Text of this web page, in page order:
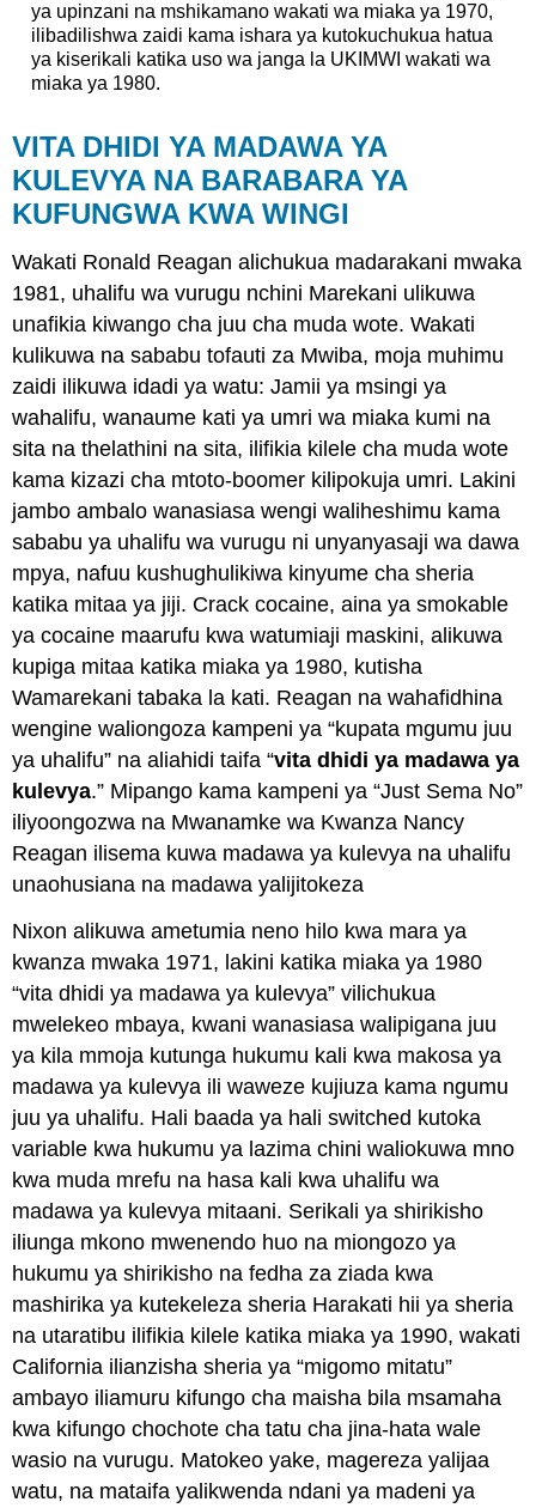
ya upinzani na mshikamano wakati wa miaka ya 1970,
ilibadilishwa zaidi kama ishara ya kutokuchukua hatua
ya kiserikali katika uso wa janga la UKIMWI wakati wa
miaka ya 1980.
VITA DHIDI YA MADAWA YA
KULEVYA NA BARABARA YA
KUFUNGWA KWA WINGI
Wakati Ronald Reagan alichukua madarakani mwaka
1981, uhalifu wa vurugu nchini Marekani ulikuwa
unafikia kiwango cha juu cha muda wote. Wakati
kulikuwa na sababu tofauti za Mwiba, moja muhimu
zaidi ilikuwa idadi ya watu: Jamii ya msingi ya
wahalifu, wanaume kati ya umri wa miaka kumi na
sita na thelathini na sita, ilifikia kilele cha muda wote
kama kizazi cha mtoto-boomer kilipokuja umri. Lakini
jambo ambalo wanasiasa wengi waliheshimu kama
sababu ya uhalifu wa vurugu ni unyanyasaji wa dawa
mpya, nafuu kushughulikiwa kinyume cha sheria
katika mitaa ya jiji. Crack cocaine, aina ya smokable
ya cocaine maarufu kwa watumiaji maskini, alikuwa
kupiga mitaa katika miaka ya 1980, kutisha
Wamarekani tabaka la kati. Reagan na wahafidhina
wengine waliongoza kampeni ya “kupata mgumu juu
ya uhalifu” na aliahidi taifa “vita dhidi ya madawa ya
kulevya.” Mipango kama kampeni ya “Just Sema No”
iliyoongozwa na Mwanamke wa Kwanza Nancy
Reagan ilisema kuwa madawa ya kulevya na uhalifu
unaohusiana na madawa yalijitokeza
Nixon alikuwa ametumia neno hilo kwa mara ya
kwanza mwaka 1971, lakini katika miaka ya 1980
“vita dhidi ya madawa ya kulevya” vilichukua
mwelekeo mbaya, kwani wanasiasa walipigana juu
ya kila mmoja kutunga hukumu kali kwa makosa ya
madawa ya kulevya ili waweze kujiuza kama ngumu
juu ya uhalifu. Hali baada ya hali switched kutoka
variable kwa hukumu ya lazima chini waliokuwa mno
kwa muda mrefu na hasa kali kwa uhalifu wa
madawa ya kulevya mitaani. Serikali ya shirikisho
iliunga mkono mwenendo huo na miongozo ya
hukumu ya shirikisho na fedha za ziada kwa
mashirika ya kutekeleza sheria Harakati hii ya sheria
na utaratibu ilifikia kilele katika miaka ya 1990, wakati
California ilianzisha sheria ya “migomo mitatu”
ambayo iliamuru kifungo cha maisha bila msamaha
kwa kifungo chochote cha tatu cha jina-hata wale
wasio na vurugu. Matokeo yake, magereza yalijaa
watu, na mataifa yalikwenda ndani ya madeni ya